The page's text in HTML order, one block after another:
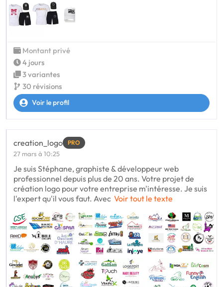
Montant privé
4 jours
3 variantes
30 révisions
Voir le profil
creation_logo PRO
27 mars à 10:25
Je suis Stéphane, graphiste & développeur web
professionnel depuis plus de 20 ans. Votre projet de
création logo pour votre entreprise m'intéresse. Je suis
l'expert qu'il vous faut. Avec Voir tout le texte